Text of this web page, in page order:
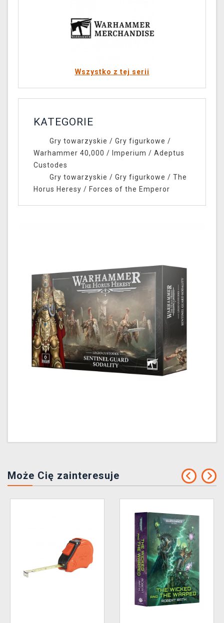
Wszystko z tej serii
KATEGORIE
Gry towarzyskie / Gry figurkowe /
Warhammer 40,000 / Imperium / Adeptus
Custodes
Gry towarzyskie / Gry figurkowe / The
Horus Heresy / Forces of the Emperor
Może Cię zainteresuje